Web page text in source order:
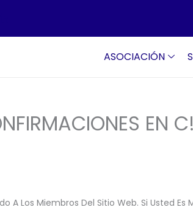
ASOCIACIÓN
EN
A Los Miembros Del Sitio Web. Si Usted